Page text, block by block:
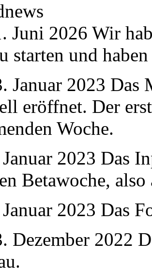
Juni 2026 Wir
starten und
Januar 2023 Das
eröffnet. Der
Woche.
2023 Das
Betawoche, also
2023 Das
Dezember 2022